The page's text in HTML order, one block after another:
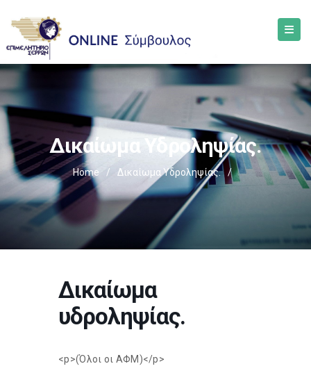
Δικαίωμα Υδροληψίας.
Home / Δικαίωμα Υδροληψίας. /
Δικαίωμα
υδροληψίας.
<p>(Όλοι οι ΑΦΜ)</p>